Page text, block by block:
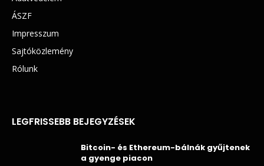
ÁSZF
Impresszum
Sajtóközlemény
Rólunk
LEGFRISSEBB BEJEGYZÉSEK
Bitcoin- és Ethereum-bálnák gyűjtenek
a gyenge piacon